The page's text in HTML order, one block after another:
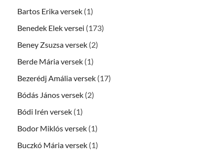
Bartos Erika versek (1)
Benedek Elek versei (173)
Beney Zsuzsa versek (2)
Berde Mária versek (1)
Bezerédj Amália versek (17)
Bódás János versek (2)
Bódi Irén versek (1)
Bodor Miklós versek (1)
Buczkó Mária versek (1)